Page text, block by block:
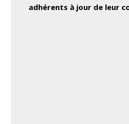
adhérents à jour de leur